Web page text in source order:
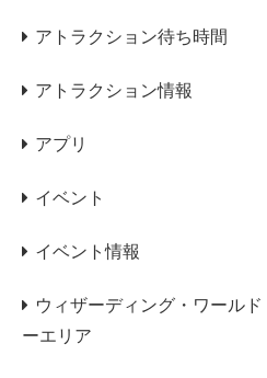
アトラクション待ち時間
アトラクション情報
アプリ
イベント
イベント情報
ウィザーディング・ワール
ーエリア